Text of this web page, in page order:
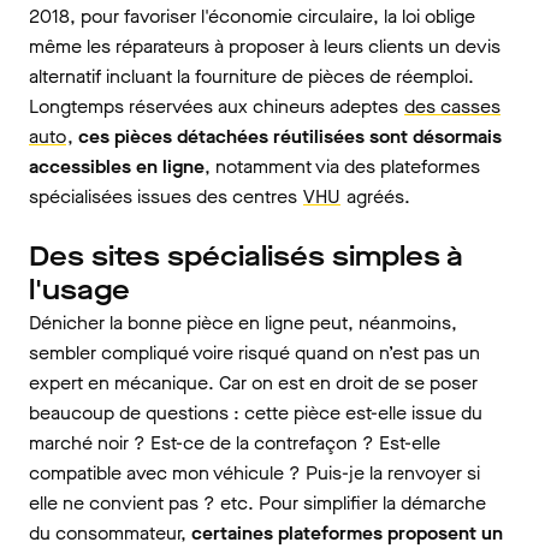
2018, pour favoriser l'économie circulaire, la loi oblige
même les réparateurs à proposer à leurs clients un devis
alternatif incluant la fourniture de pièces de réemploi.
Longtemps réservées aux chineurs adeptes des casses
auto, ces pièces détachées réutilisées sont désormais
accessibles en ligne, notamment via des plateformes
spécialisées issues des centres VHU agréés.
Des sites spécialisés simples à
l'usage
Dénicher la bonne pièce en ligne peut, néanmoins,
sembler compliqué voire risqué quand on n’est pas un
expert en mécanique. Car on est en droit de se poser
beaucoup de questions : cette pièce est-elle issue du
marché noir ? Est-ce de la contrefaçon ? Est-elle
compatible avec mon véhicule ? Puis-je la renvoyer si
elle ne convient pas ? etc. Pour simplifier la démarche
du consommateur, certaines plateformes proposent un